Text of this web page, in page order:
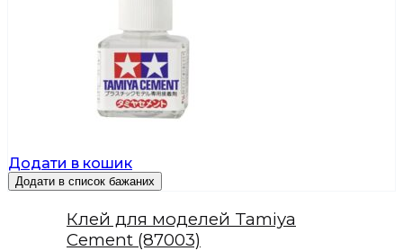
Додати в кошик
Додати в список бажаних
Клей для моделей Tamiya
Cement (87003)